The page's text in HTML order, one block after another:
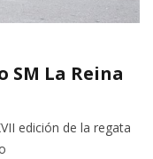
SM La Reina
edición de la regata